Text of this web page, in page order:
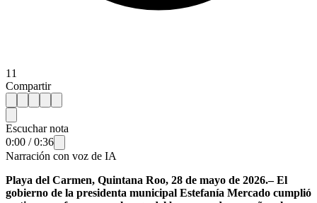
11
Compartir
Escuchar nota
0:00 /0:36
Narración con voz de IA
Playa del Carmen, Quintana Roo, 28 de mayo de 2026.– El
gobierno de la presidenta municipal Estefanía Mercado cumplió